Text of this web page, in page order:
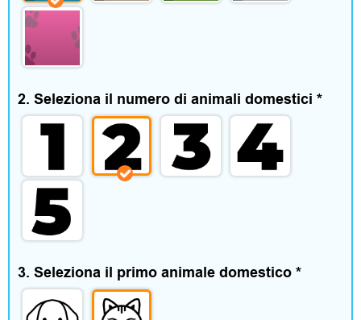
a
m
n
o
e
a
c
c
2. Seleziona il numero di animali domestici *
3. Seleziona il primo animale domestico *